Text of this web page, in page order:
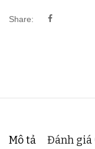
Share:
Mô tả Đánh giá